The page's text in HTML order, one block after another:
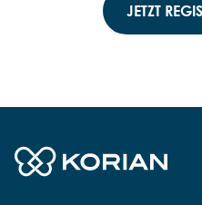
JETZT